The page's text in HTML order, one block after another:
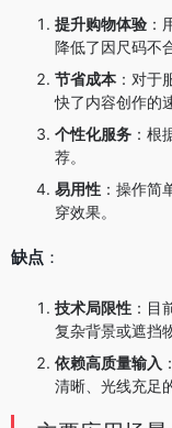
提升购物体验 ：
降低了因尺码不
节省成本 ：对于
快了内容创作的
个性化服务 ：根
荐。
易用性 ：操作简
穿效果。
缺点 ：
技术局限性 ：目
复杂背景或遮挡
依赖高质量输入
清晰、光线充足